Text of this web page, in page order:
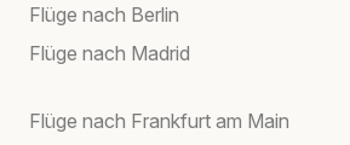
Flüge nach Berlin
Flüge nach Madrid
Flüge nach Frankfurt am Main